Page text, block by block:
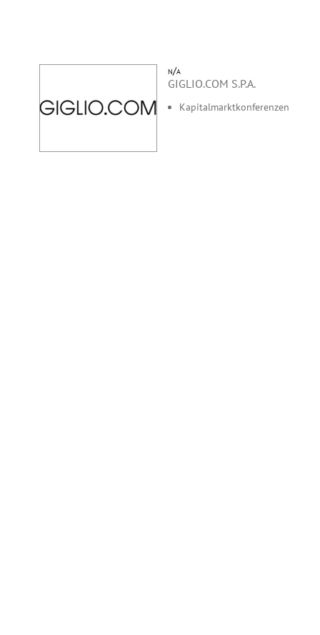
n/a
GIGLIO.COM S.P.A.
Kapitalmarktkonferenzen